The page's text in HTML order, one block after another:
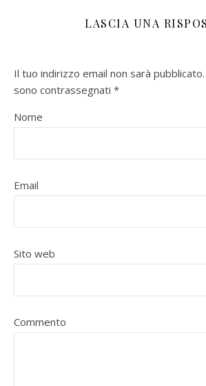
LASCIA UNA
Il tuo indirizzo email non sarà pubblicato.
sono contrassegnati *
Nome
Email
Sito web
Commento